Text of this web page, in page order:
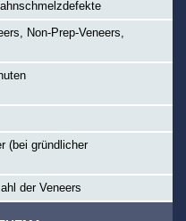
Non-Prep-Veneers,
(bei gründlicher
der Veneers